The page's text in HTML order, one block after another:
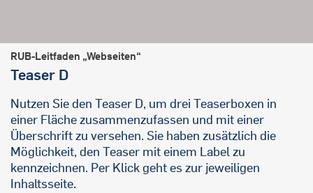
RUB-Leitfaden „Webseiten“
Teaser D
Nutzen Sie den Teaser D, um drei Teaserboxen in
einer Fläche zusammenzufassen und mit einer
Überschrift zu versehen. Sie haben zusätzlich die
Möglichkeit, den Teaser mit einem Label zu
kennzeichnen. Per Klick geht es zur jeweiligen
Inhaltsseite.